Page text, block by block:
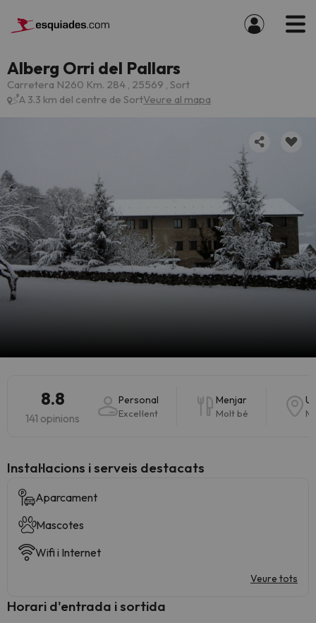
Alberg Orri del Pallars
Carretera N260 Km. 284 , 25569 , Sort
A 3.3 km del centre de SortVeure al mapa
8.8
141 opinions
Personal
Excel·lent
Menjar
Molt bé
Instal·lacions i serveis destacats
Aparcament
Mascotes
Wifi i Internet
Veure tots
Horari d'entrada i sortida